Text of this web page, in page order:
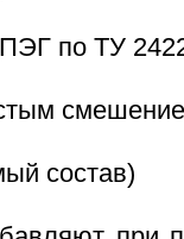
по ТУ
состав)